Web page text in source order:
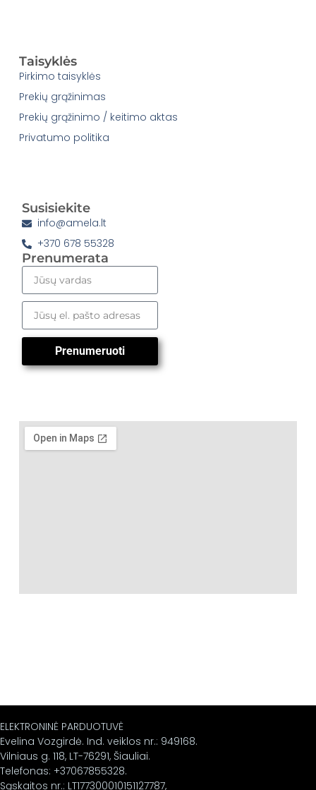
Taisyklės
Pirkimo taisyklės
Prekių grąžinimas
Prekių grąžinimo / keitimo aktas
Privatumo politika
Susisiekite
info@amela.lt
+370 678 55328
Prenumerata
Prenumeruoti
ELEKTRONINĖ PARDUOTUVĖ
Evelina Vozgirdė. Ind. veiklos nr.: 949168.
Vilniaus g. 118, LT-76291, Šiauliai.
Telefonas: +37067855328.
Sąskaitos nr.: LT177300010151127787,